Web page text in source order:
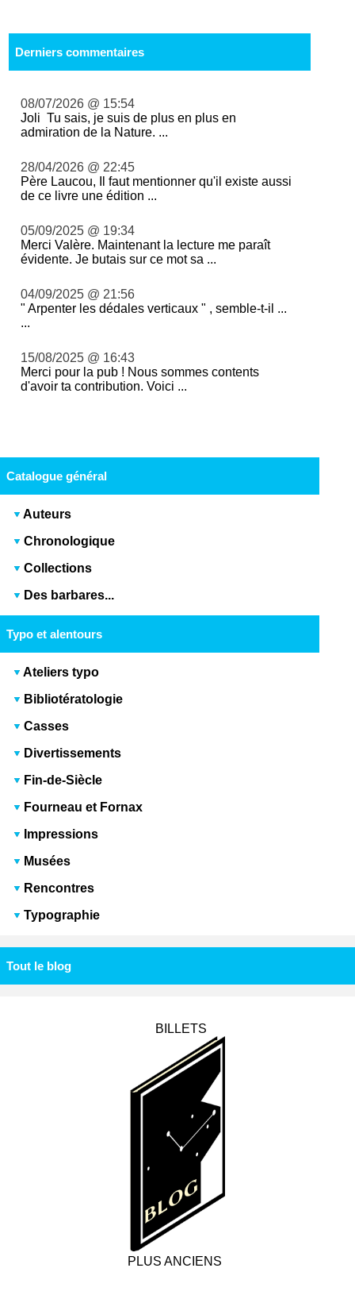
Derniers commentaires
08/07/2026 @ 15:54
Joli Tu sais, je suis de plus en plus en
admiration de la Nature. ...
28/04/2026 @ 22:45
Père Laucou, Il faut mentionner qu'il existe aussi
de ce livre une édition ...
05/09/2025 @ 19:34
Merci Valère. Maintenant la lecture me paraît
évidente. Je butais sur ce mot sa ...
04/09/2025 @ 21:56
" Arpenter les dédales verticaux " , semble-t-il ...
...
15/08/2025 @ 16:43
Merci pour la pub ! Nous sommes contents
d'avoir ta contribution. Voici ...
Catalogue général
Auteurs
Chronologique
Collections
Des barbares...
Typo et alentours
Ateliers typo
Bibliotératologie
Casses
Divertissements
Fin-de-Siècle
Fourneau et Fornax
Impressions
Musées
Rencontres
Typographie
Tout le blog
BILLETS
PLUS ANCIENS